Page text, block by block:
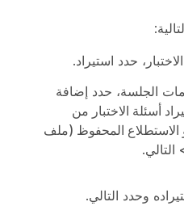
حدد استيراد.
الجلسة، حدد إضافة
أسئلة الاختبار من
الاستطلاع المحفوظ (ملف
.
وحدد التالي.